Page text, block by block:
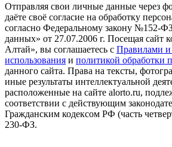
Отправляя свои личные данные через
даёте своё согласие на обработку
согласно Федеральному закону №152-
данных» от 27.07.2006 г. Посещая сайт
Алтай», вы соглашаетесь с Правилами и
использования и политикой обработки
данного сайта. Права на тексты,
иные результаты интеллектуальной
расположенные на сайте alorto.ru,
соответствии с действующим
Гражданским кодексом РФ (часть
230-ФЗ.